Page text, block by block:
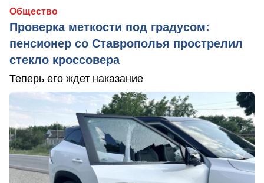
Общество
Проверка меткости под градусом:
пенсионер со Ставрополья прострелил
стекло кроссовера
Теперь его ждет наказание